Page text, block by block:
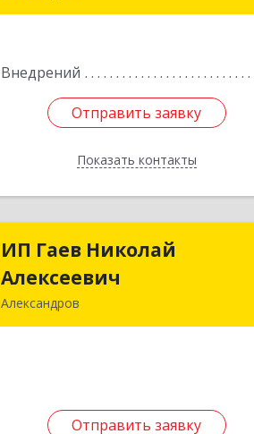
Внедрений
Отправить заявку
Показать контакты
ИП Гаев Николай
Алексеевич
Александров
Отправить заявку
ИП Гаев